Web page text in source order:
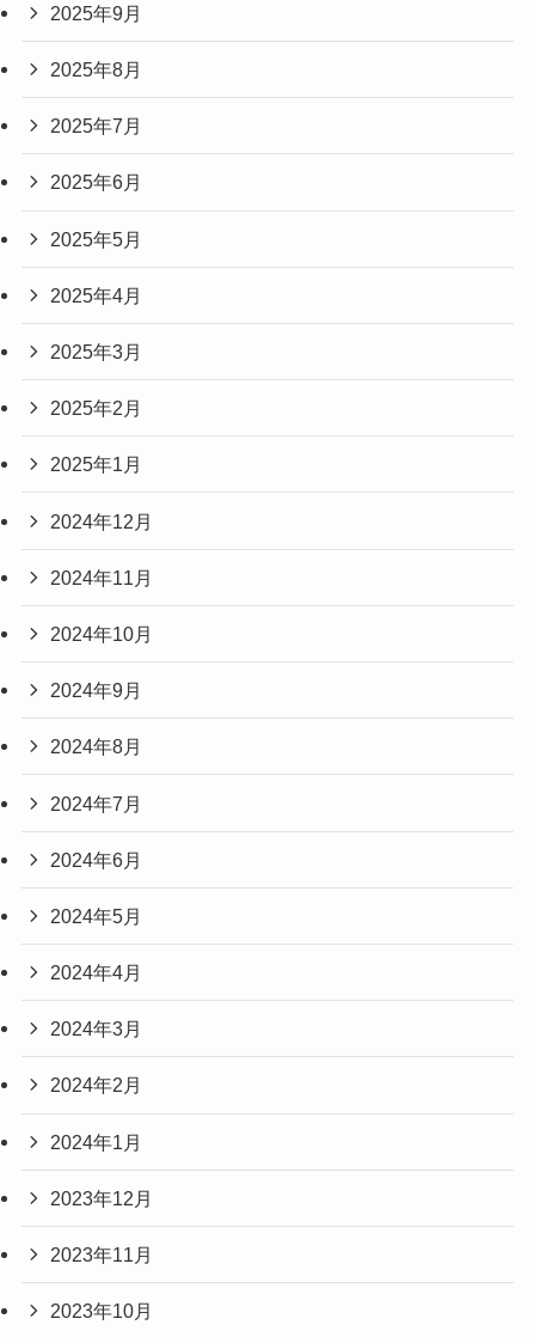
2025年9月
2025年8月
2025年7月
2025年6月
2025年5月
2025年4月
2025年3月
2025年2月
2025年1月
2024年12月
2024年11月
2024年10月
2024年9月
2024年8月
2024年7月
2024年6月
2024年5月
2024年4月
2024年3月
2024年2月
2024年1月
2023年12月
2023年11月
2023年10月